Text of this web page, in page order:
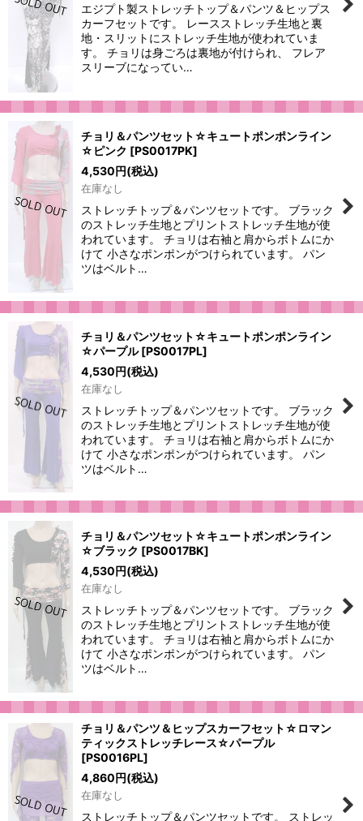
エジプト製ストレッチトップ＆パンツ＆ヒップス
カーフセットです。 レースストレッチ生地と裏
地・スリットにストレッチ生地が使われていま
す。 チョリは身ごろは裏地が付けられ、 フレア
スリーブになってい…
チョリ＆パンツセット☆キュートポンポンライン
☆ピンク [PS0017PK]
4,530円(税込)
在庫なし
ストレッチトップ＆パンツセットです。 ブラック
のストレッチ生地とプリントストレッチ生地が使
われています。 チョリは右袖と肩からボトムにか
けて 小さなポンポンがつけられています。 パン
ツはベルト…
チョリ＆パンツセット☆キュートポンポンライン
☆パープル [PS0017PL]
4,530円(税込)
在庫なし
ストレッチトップ＆パンツセットです。 ブラック
のストレッチ生地とプリントストレッチ生地が使
われています。 チョリは右袖と肩からボトムにか
けて 小さなポンポンがつけられています。 パン
ツはベルト…
チョリ＆パンツセット☆キュートポンポンライン
☆ブラック [PS0017BK]
4,530円(税込)
在庫なし
ストレッチトップ＆パンツセットです。 ブラック
のストレッチ生地とプリントストレッチ生地が使
われています。 チョリは右袖と肩からボトムにか
けて 小さなポンポンがつけられています。 パン
ツはベルト…
チョリ＆パンツ＆ヒップスカーフセット☆ロマン
ティックストレッチレース☆パープル
[PS0016PL]
4,860円(税込)
在庫なし
ストレッチトップ＆パンツセットです。 ストレッ